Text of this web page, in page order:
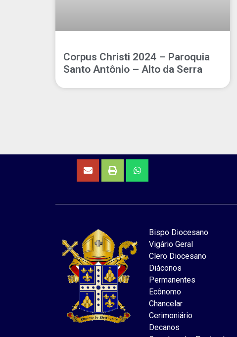
Corpus Christi 2024 – Paroquia
Santo Antônio – Alto da Serra
Bispo Diocesano
Vigário Geral
Clero Diocesano
Diáconos
Permanentes
Ecônomo
Chancelar
Cerimoniário
Decanos